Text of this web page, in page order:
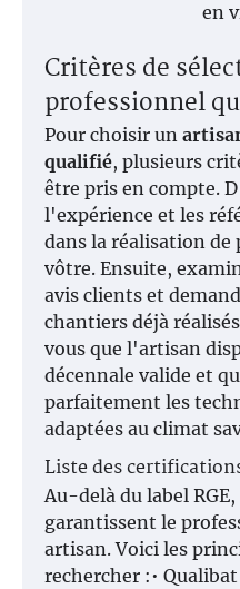
en
Critères de
professionnel
Pour choisir un
qualifié, plusieurs
être pris en compte.
l'expérience et les
dans la réalisation
vôtre. Ensuite,
avis clients et
chantiers déjà
vous que l'artisan
décennale valide et
parfaitement les
adaptées au climat
Liste des
Au-delà du label
garantissent le
artisan. Voici les
rechercher :•